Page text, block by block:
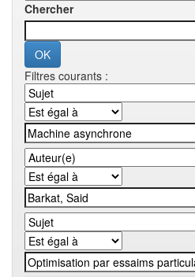
Chercher
Filtres courants :